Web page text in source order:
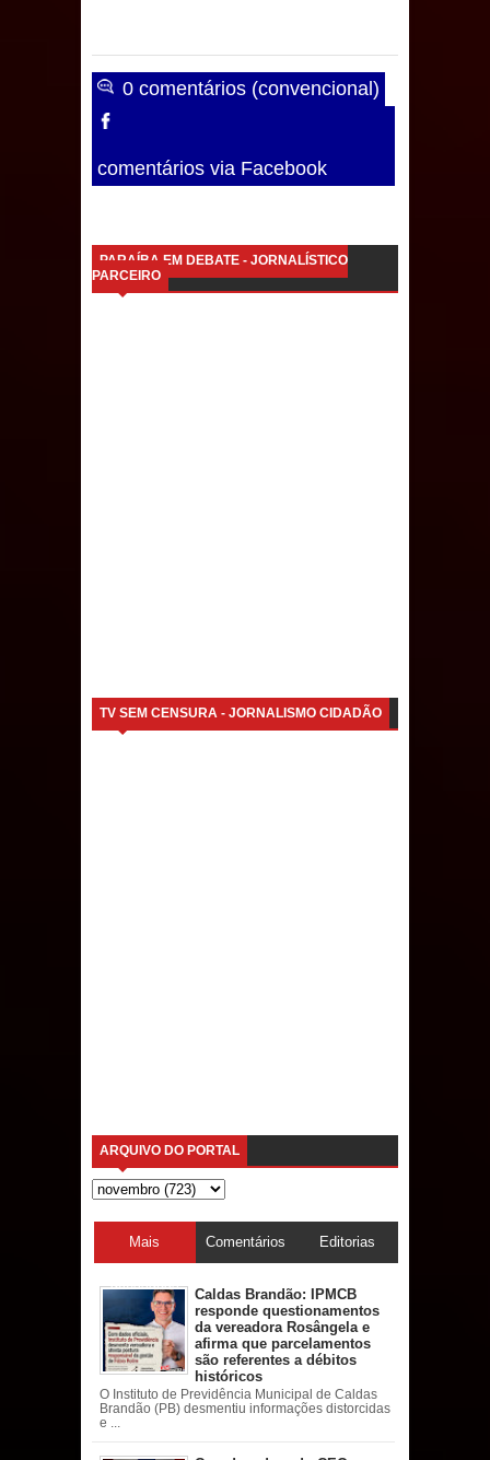
com foco na qualificação dos
serviços do SUS
necessária!
0 comentários (convencional)
comentários via Facebook
PARAÍBA EM DEBATE - JORNALÍSTICO
PARCEIRO
TV SEM CENSURA - JORNALISMO CIDADÃO
ARQUIVO DO PORTAL
Mais
acessadas
Comentários Editorias
Caldas Brandão: IPMCB
responde questionamentos
da vereadora Rosângela e
afirma que parcelamentos
são referentes a débitos
históricos
O Instituto de Previdência Municipal de Caldas
Brandão (PB) desmentiu informações distorcidas
e ...